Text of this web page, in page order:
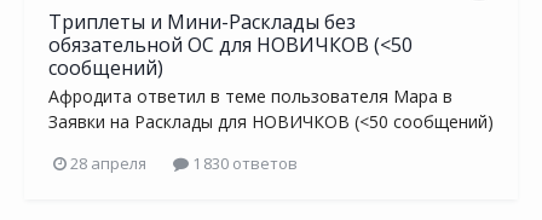
Триплеты и Мини-Расклады без
обязательной ОС для НОВИЧКОВ (<50
сообщений)
Афродита ответил в теме пользователя Мара в
Заявки на Расклады для НОВИЧКОВ (<50 сообщений)
28 апреля 1 830 ответов